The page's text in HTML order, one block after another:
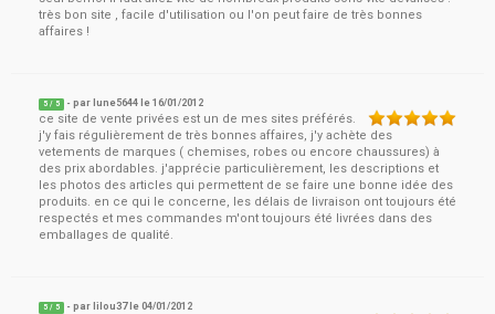
très bon site , facile d'utilisation ou l'on peut faire de très bonnes
affaires !
5 / 5 - par lune5644 le16/01/2012
ce site de vente privées est un de mes sites préférés.
j'y fais régulièrement de très bonnes affaires, j'y achète des
vetements de marques ( chemises, robes ou encore chaussures) à
des prix abordables. j'apprécie particulièrement, les descriptions et
les photos des articles qui permettent de se faire une bonne idée des
produits. en ce qui le concerne, les délais de livraison ont toujours été
respectés et mes commandes m'ont toujours été livrées dans des
emballages de qualité.
5 / 5 - par lilou37le04/01/2012